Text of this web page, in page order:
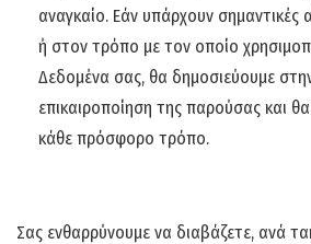
αναγκαίο. Εάν υπάρχουν σημαντικές
ή στον τρόπο με τον οποίο
Δεδομένα σας, θα δημοσιεύουμε
επικαιροποίηση της παρούσας και
κάθε πρόσφορο τρόπο.
Σας ενθαρρύνουμε να διαβάζετε, ανά